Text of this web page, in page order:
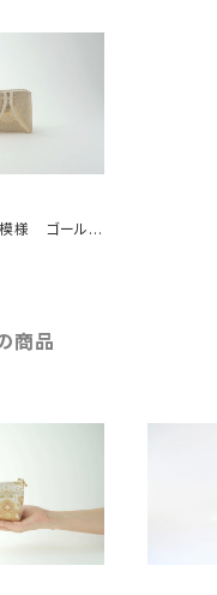
模様 ゴールド
バッグチャ
カードケー
商品